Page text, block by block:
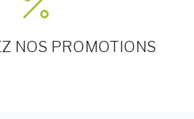
NOS PROMOTIONS